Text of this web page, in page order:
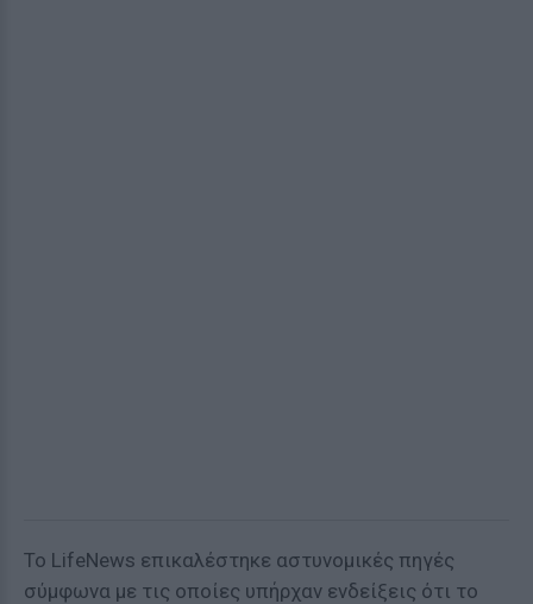
Το LifeNews επικαλέστηκε αστυνομικές πηγές
σύμφωνα με τις οποίες υπήρχαν ενδείξεις ότι το